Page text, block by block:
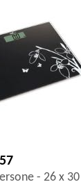
- 26 x